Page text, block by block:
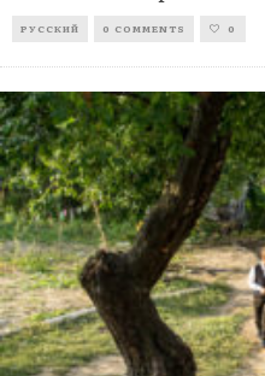
РУССКИЙ 0 COMMENTS 0